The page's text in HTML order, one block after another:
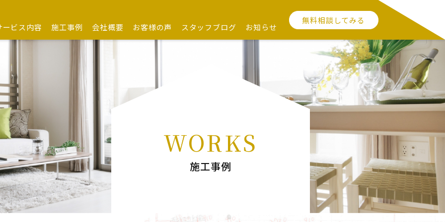
ービス内容 施工事例 会社概要 お客様の声 スタッフブログ お知らせ
無料相談してみる
WORKS
施工事例